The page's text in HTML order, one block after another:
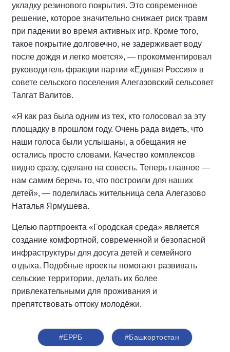
укладку резинового покрытия. Это современное
решение, которое значительно снижает риск травм
при падении во время активных игр. Кроме того,
такое покрытие долговечно, не задерживает воду
после дождя и легко моется», — прокомментировал
руководитель фракции партии «Единая Россия» в
совете сельского поселения Алегазовский сельсовет
Талгат Валитов.
«Я как раз была одним из тех, кто голосовал за эту
площадку в прошлом году. Очень рада видеть, что
наши голоса были услышаны, а обещания не
остались просто словами. Качество комплексов
видно сразу, сделано на совесть. Теперь главное —
нам самим беречь то, что построили для наших
детей», — поделилась жительница села Алегазово
Наталья Ярмушева.
Целью партпроекта «Городская среда» является
создание комфортной, современной и безопасной
инфраструктуры для досуга детей и семейного
отдыха. Подобные проекты помогают развивать
сельские территории, делать их более
привлекательными для проживания и
препятствовать оттоку молодёжи.
#ЕРРБ #Башкортостан